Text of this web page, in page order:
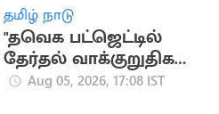
தமிழ் நாடு
"தவெக பட்ஜெட்டில்
தேர்தல் வாக்குறுதிகள்
இடம்பெறவில்லை"..
Aug 05, 2026, 17:08 IST